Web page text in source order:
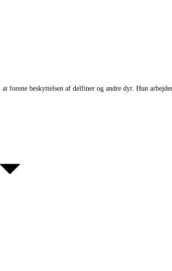
beskyttelsen af delfiner og andre dyr. Hun